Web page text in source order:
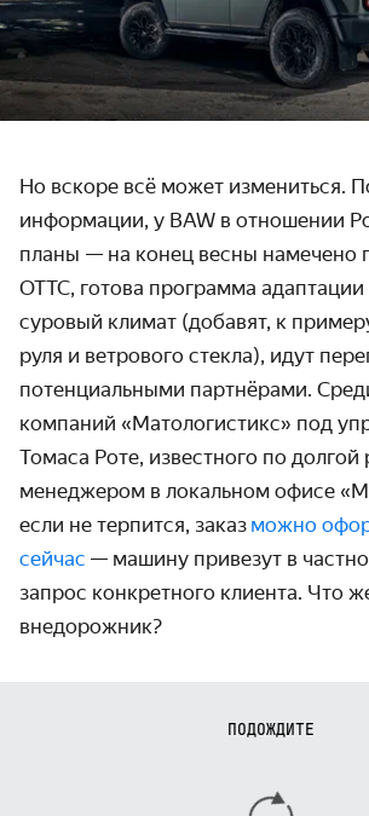
Но вскоре всё может измениться.
информации, у BAW в отношении
планы — на конец весны намечено
ОТТС, готова программа адаптации
суровый климат (добавят, к
руля и ветрового стекла), идут
потенциальными партнёрами.
компаний «Матологистикс» под
Томаса Роте, известного по долгой
менеджером в локальном офисе
если не терпится, заказ можно
сейчас — машину привезут в
запрос конкретного клиента. Что
внедорожник?
ПОДОЖДИТЕ